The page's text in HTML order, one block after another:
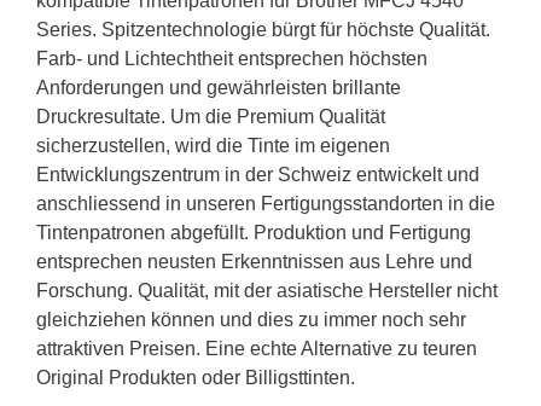
Series. Spitzentechnologie bürgt für höchste Qualität.
Farb- und Lichtechtheit entsprechen höchsten
Anforderungen und gewährleisten brillante
Druckresultate. Um die Premium Qualität
sicherzustellen, wird die Tinte im eigenen
Entwicklungszentrum in der Schweiz entwickelt und
anschliessend in unseren Fertigungsstandorten in die
Tintenpatronen abgefüllt. Produktion und Fertigung
entsprechen neusten Erkenntnissen aus Lehre und
Forschung. Qualität, mit der asiatische Hersteller nicht
gleichziehen können und dies zu immer noch sehr
attraktiven Preisen. Eine echte Alternative zu teuren
Original Produkten oder Billigsttinten.